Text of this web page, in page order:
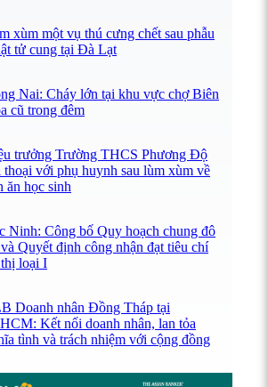
xùm một vụ thú cưng chết sau phẫu
tử cung tại Đà Lạt
Nai: Cháy lớn tại khu vực chợ Biên
cũ trong đêm
trưởng Trường THCS Phương Độ
thoại với phụ huynh sau lùm xùm về
ăn học sinh
Ninh: Công bố Quy hoạch chung đô
Quyết định công nhận đạt tiêu chí
loại I
Doanh nhân Đồng Tháp tại
Kết nối doanh nhân, lan tỏa
tình và trách nhiệm với cộng đồng